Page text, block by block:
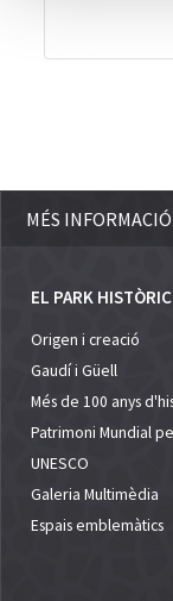
MÉS INFORMACIÓ
EL PARK HISTÒRIC
Origen i creació
Gaudí i Güell
Més de 100 anys
Patrimoni Mundial
UNESCO
Galeria Multimèdia
Espais emblemàtics